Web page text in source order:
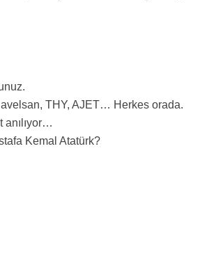
THY, AJET… Herkes orada.
anılıyor…
Kemal Atatürk?